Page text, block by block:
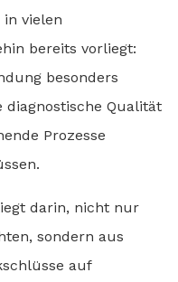
in vielen
bereits vorliegt:
besonders
Qualität
Prozesse
darin, nicht nur
sondern aus
auf